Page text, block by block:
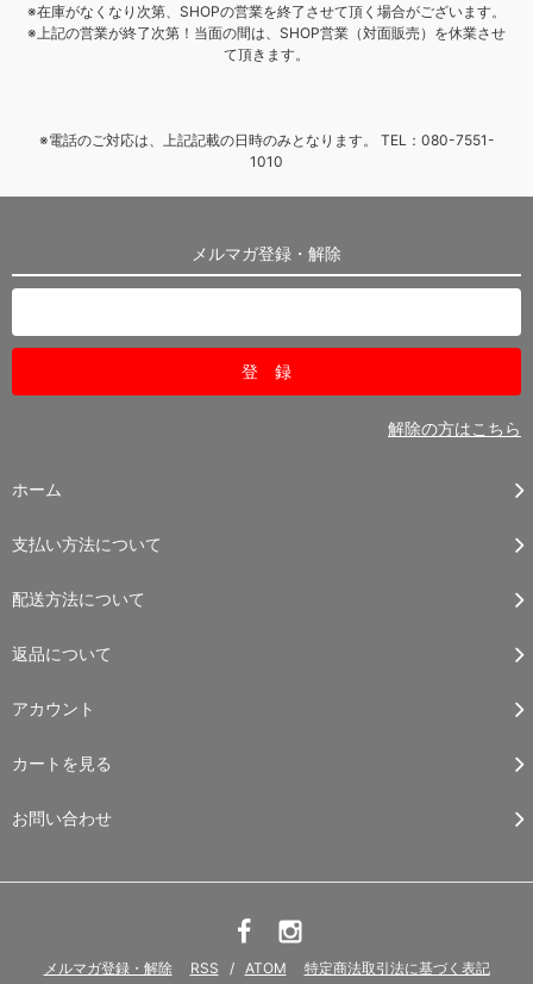
※在庫がなくなり次第、SHOPの営業を終了させて頂く場合がございます。
※上記の営業が終了次第！当面の間は、SHOP営業（対面販売）を休業させ
て頂きます。
※電話のご対応は、上記記載の日時のみとなります。 TEL：080-7551-
1010
メルマガ登録・解除
解除の方はこちら
ホーム
支払い方法について
配送方法について
返品について
アカウント
カートを見る
お問い合わせ
メルマガ登録・解除 RSS / ATOM 特定商法取引法に基づく表記